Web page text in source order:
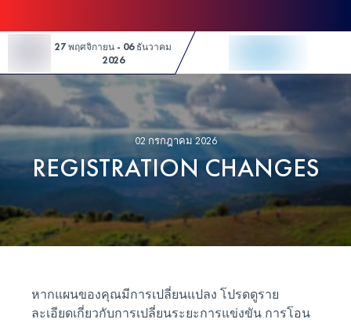
27 พฤศจิกายน - 06 ธันวาคม
2026
02 กรกฎาคม 2026
REGISTRATION CHANGES
หากแผนของคุณมีการเปลี่ยนแปลง โปรดดูราย
ละเอียดเกี่ยวกับการเปลี่ยนระยะการแข่งขัน การโอน